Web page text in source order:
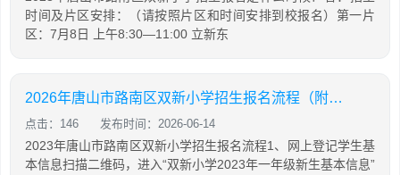
时间及片区安排：（请按照片区和时间安排到校报名）第一片
区：7月8日 上午8:30—11:00 立新东
2026年唐山市路南区双新小学招生报名流程（附入口）
点击：146 发布时间：2026-06-14
2023年唐山市路南区双新小学招生报名流程1、网上登记学生基
本信息扫描二维码，进入“双新小学2023年一年级新生基本信息”